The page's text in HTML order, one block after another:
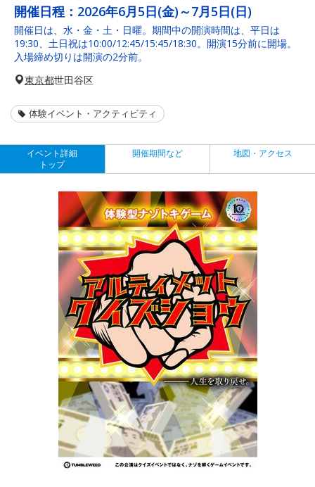
開催日程： 2026年6月5日(金)～7月5日(日)
開催日は、水・金・土・日曜。期間中の開演時間は、平日は
19:30、土日祝は10:00/12:45/15:45/18:30。開演15分前に開場。
入場締め切りは開演の2分前。
東京都世田谷区
体験イベント・アクティビティ
イベント詳細
トップ
開催期間など 地図・アクセス